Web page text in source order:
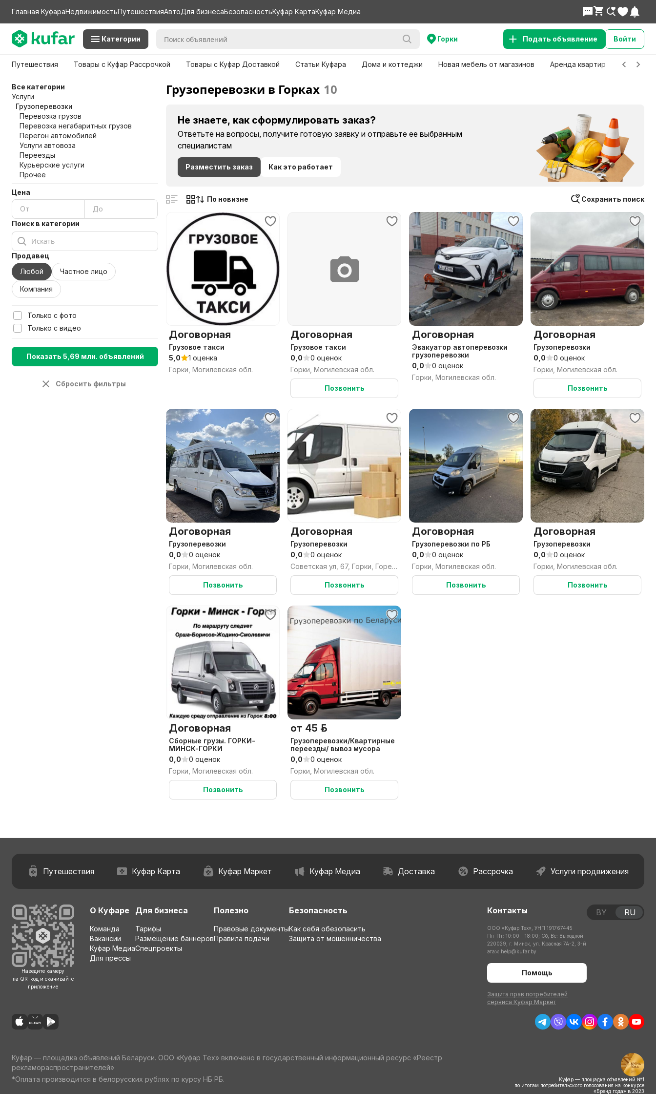
Главная КуфараНедвижимостьПутешествияАвтоДля бизнесаБезопасностьКуфар КартаКуфар Медиа
Категории Горки Подать объявление Войти
Путешествия Товары с Куфар Рассрочкой Товары с Куфар Доставкой Статьи Куфара Дома и коттеджи Новая мебель от магазинов Аренда квартир Детские
Все категории
Услуги
Грузоперевозки
Перевозка грузов
Перевозка негабаритных грузов
Перегон автомобилей
Услуги автовоза
Переезды
Курьерские услуги
Прочее
Цена
Поиск в категории
Продавец
Любой
Частное лицо
Компания
Только с фото
Только с видео
Показать 5,69 млн. объявлений
Сбросить фильтры
Грузоперевозки в Горках 10
Не знаете, как сформулировать заказ?
Ответьте на вопросы, получите готовую заявку и отправьте ее выбранным
специалистам
Разместить заказ Как это работает
Сохранить поиск
По новизне
Договорная
Грузовое такси
5,0
1 оценка
Горки, Могилевская обл.
Договорная
Грузовое такси
0,0
0 оценок
Горки, Могилевская обл.
Позвонить
Договорная
Эвакуатор автоперевозки
грузоперевозки
0,0
0 оценок
Горки, Могилевская обл.
Договорная
Грузоперевозки
0,0
0 оценок
Горки, Могилевская обл.
Позвонить
Договорная
Грузоперевозки
0,0
0 оценок
Горки, Могилевская обл.
Позвонить
Договорная
Грузоперевозки
0,0
0 оценок
Советская ул, 67, Горки, Горецкий район, Могилёвская область
Позвонить
Договорная
Грузоперевозки по РБ
0,0
0 оценок
Горки, Могилевская обл.
Позвонить
Договорная
Грузоперевозки
0,0
0 оценок
Горки, Могилевская обл.
Позвонить
Договорная
Сборные грузы. ГОРКИ-
МИНСК-ГОРКИ
0,0
0 оценок
Горки, Могилевская обл.
Позвонить
от 45 р.
Грузоперевозки/Квартирные
переезды/ вывоз мусора
0,0
0 оценок
Горки, Могилевская обл.
Позвонить
Путешествия Куфар Карта Куфар Маркет Куфар Медиа Доставка Рассрочка Услуги продвижения
Наведите камеру
на QR-код и скачивайте
приложение
О Куфаре
Команда
Вакансии
Куфар Медиа
Для прессы
Для бизнеса
Тарифы
Размещение баннеров
Спецпроекты
Полезно
Правовые документы
Правила подачи
Безопасность
Как себя обезопасить
Защита от мошенничества
Контакты
ООО «Куфар Тех», УНП 191767445
Пн-Пт: 10:00 – 18:00; Сб, Вс: Выходной
220029, г. Минск, ул. Красная 7А-2, 3-й
этаж help@kufar.by
Помощь
Защита прав потребителей
сервиса Куфар Маркет
BY RU
Куфар — площадка объявлений Беларуси. ООО «Куфар Тех» включено в государственный информационный ресурс «Реестр
рекламораспространителей»
*Оплата производится в белорусских рублях по курсу НБ РБ.
Куфар — площадка объявлений №1
по итогам потребительского голосования на конкурсе
«Бренд года» в 2023